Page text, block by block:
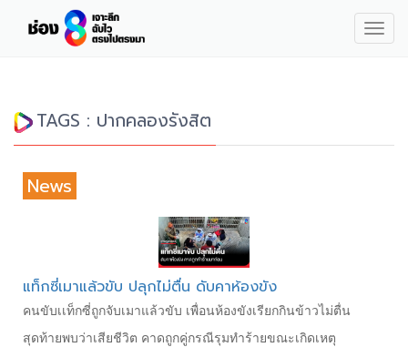
TAGS : ปากคลองรังสิต
News
แท็กซี่เมาแล้วขับ ปลุกไม่ตื่น ดับคาห้องขัง
คนขับเเท็กซี่ถูกจับเมาแล้วขับ เพื่อนห้องขังเรียกกินข้าวไม่ตื่น
สุดท้ายพบว่าเสียชีวิต คาดถูกคู่กรณีรุมทำร้ายขณะเกิดเหตุ